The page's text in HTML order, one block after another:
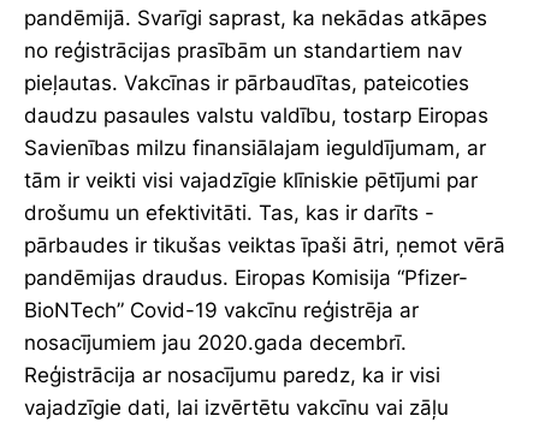
pandēmijā. Svarīgi saprast, ka nekādas atkāpes
no reģistrācijas prasībām un standartiem nav
pieļautas. Vakcīnas ir pārbaudītas, pateicoties
daudzu pasaules valstu valdību, tostarp Eiropas
Savienības milzu finansiālajam ieguldījumam, ar
tām ir veikti visi vajadzīgie klīniskie pētījumi par
drošumu un efektivitāti. Tas, kas ir darīts -
pārbaudes ir tikušas veiktas īpaši ātri, ņemot vērā
pandēmijas draudus. Eiropas Komisija “Pfizer-
BioNTech” Covid-19 vakcīnu reģistrēja ar
nosacījumiem jau 2020.gada decembrī.
Reģistrācija ar nosacījumu paredz, ka ir visi
vajadzīgie dati, lai izvērtētu vakcīnu vai zāļu